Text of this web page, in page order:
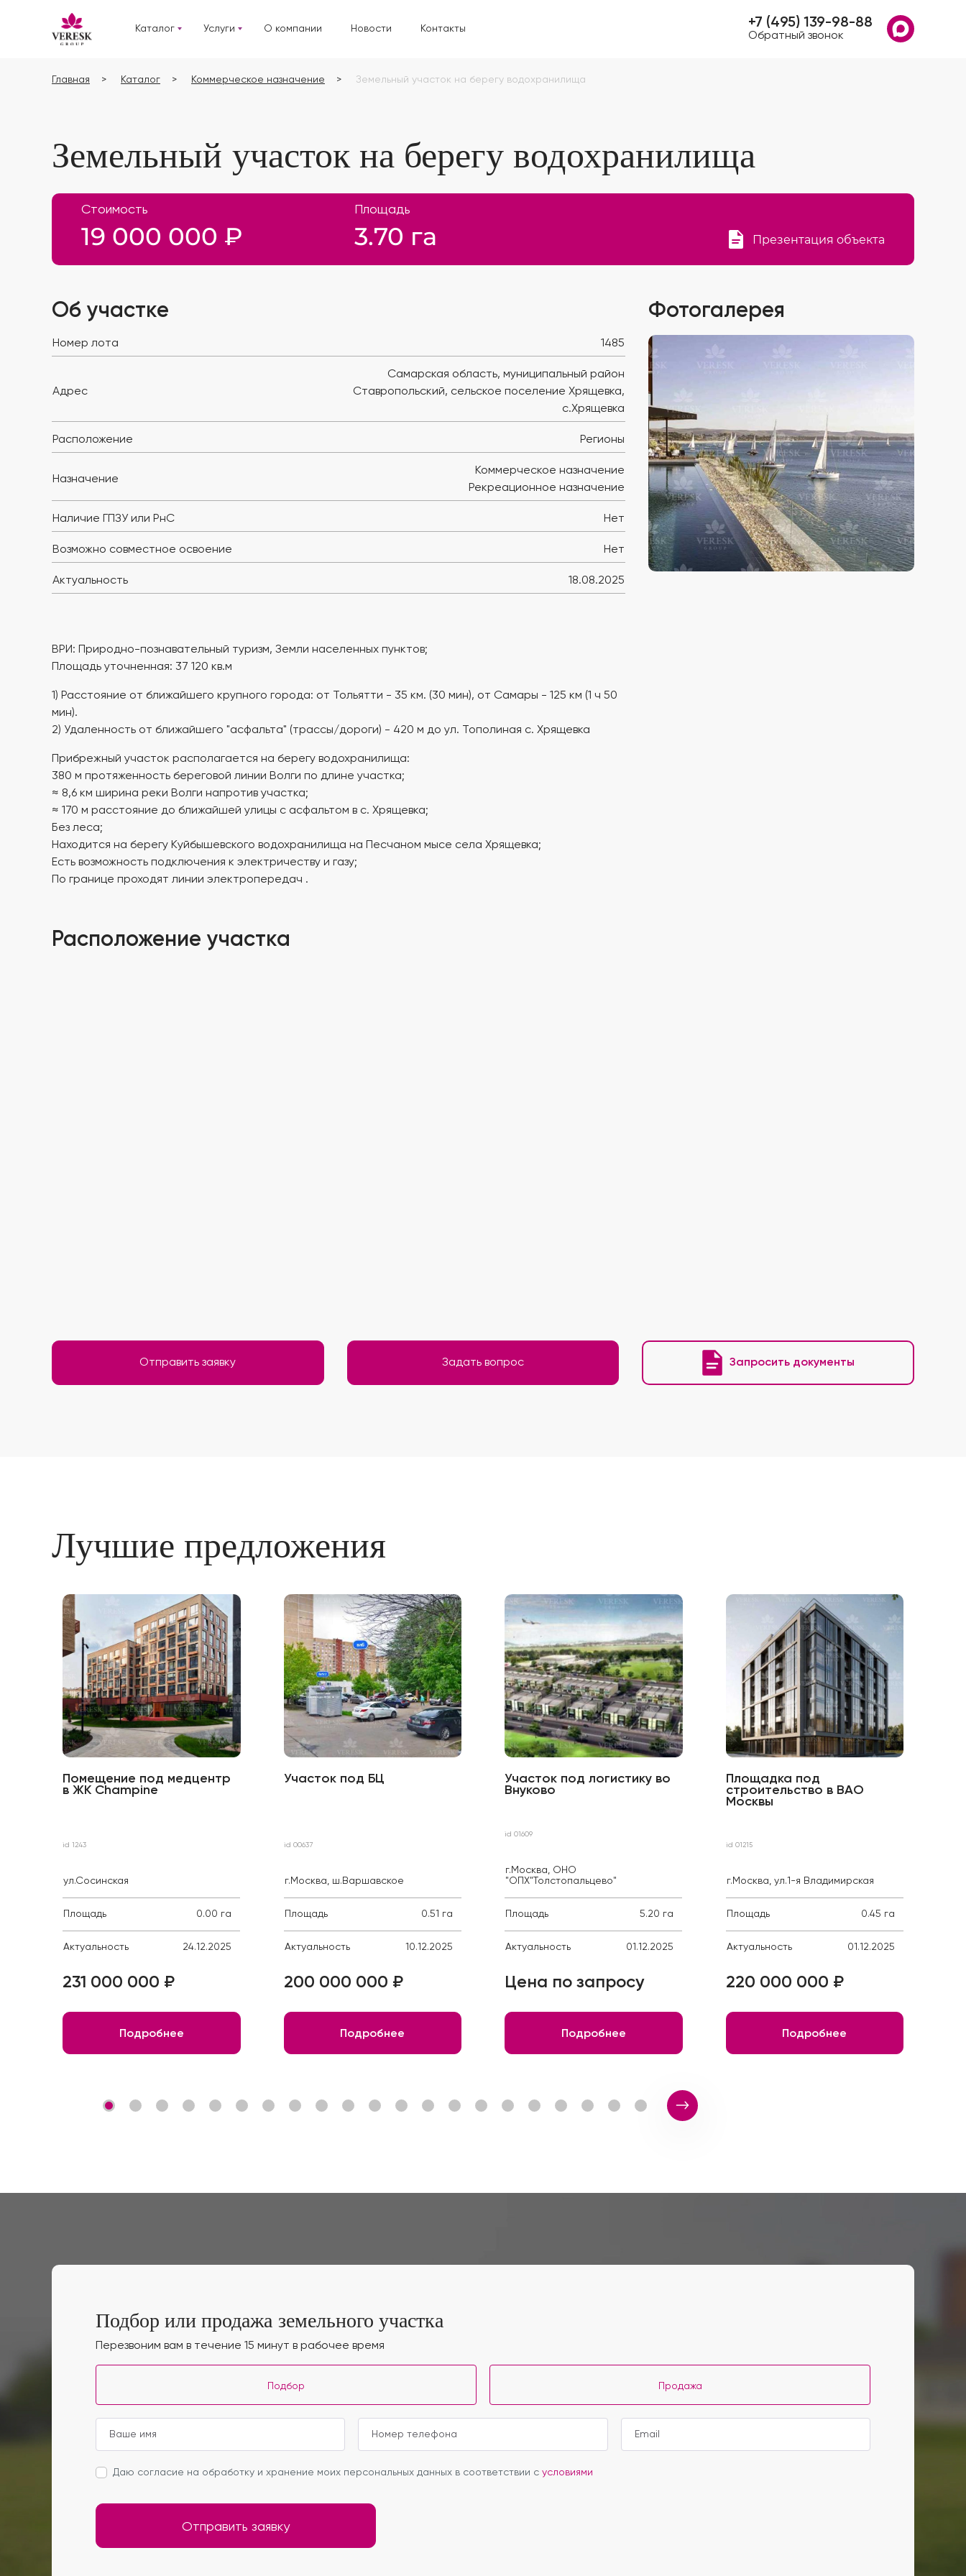
Каталог Услуги О компании Новости Контакты +7 (495) 139-98-88
Обратный звонок
Главная Каталог Коммерческое назначение Земельный участок на берегу водохранилища
Земельный участок на берегу водохранилища
Стоимость
19 000 000 ₽
Площадь
3.70 га Презентация объекта
Об участке
Номер лота 1485
Адрес
Самарская область, муниципальный район
Ставропольский, сельское поселение Хрящевка,
с.Хрящевка
Расположение Регионы
Назначение
Коммерческое назначение
Рекреационное назначение
Наличие ГПЗУ или РнС Нет
Возможно совместное освоение Нет
Актуальность 18.08.2025
ВРИ: Природно-познавательный туризм, Земли населенных пунктов;
Площадь уточненная: 37 120 кв.м
1) Расстояние от ближайшего крупного города: от Тольятти - 35 км. (30 мин), от Самары - 125 км (1 ч 50
мин).
2) Удаленность от ближайшего "асфальта" (трассы/дороги) - 420 м до ул. Тополиная с. Хрящевка
Прибрежный участок располагается на берегу водохранилища:
380 м протяженность береговой линии Волги по длине участка;
≈ 8,6 км ширина реки Волги напротив участка;
≈ 170 м расстояние до ближайшей улицы с асфальтом в с. Хрящевка;
Без леса;
Находится на берегу Куйбышевского водохранилища на Песчаном мысе села Хрящевка;
Есть возможность подключения к электричеству и газу;
По границе проходят линии электропередач .
Фотогалерея
Расположение участка
Отправить заявку Задать вопрос Запросить документы
Лучшие предложения
Помещение под медцентр
в ЖК Сhampine
id 1243
ул.Сосинская
Площадь 0.00 га
Актуальность 24.12.2025
231 000 000 ₽
Подробнее
Участок под БЦ
id 00637
г.Москва, ш.Варшавское
Площадь 0.51 га
Актуальность 10.12.2025
200 000 000 ₽
Подробнее
Участок под логистику во
Внуково
id 01609
г.Москва, ОНО
"ОПХ"Толстопальцево"
Площадь 5.20 га
Актуальность 01.12.2025
Цена по запросу
Подробнее
Площадка под
строительство в ВАО
Москвы
id 01215
г.Москва, ул.1-я Владимирская
Площадь 0.45 га
Актуальность 01.12.2025
220 000 000 ₽
Подробнее
Подбор или продажа земельного участка
Перезвоним вам в течение 15 минут в рабочее время
Подбор Продажа
Даю согласие на обработку и хранение моих персональных данных в соответствии с условиями
Отправить заявку